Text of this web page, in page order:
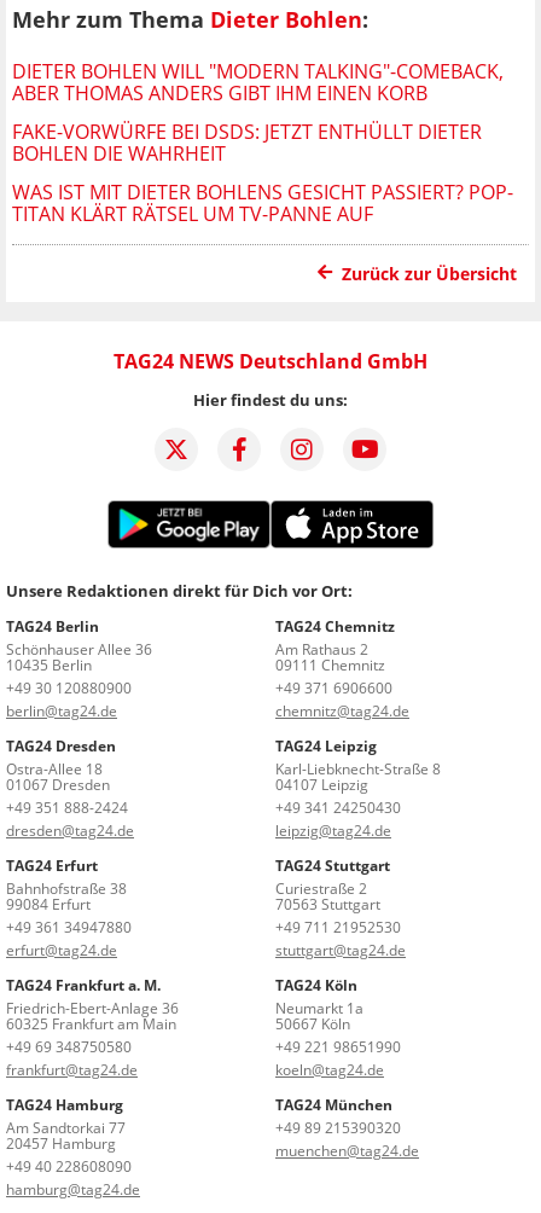
Mehr zum Thema Dieter Bohlen:
DIETER BOHLEN WILL "MODERN TALKING"-COMEBACK,
ABER THOMAS ANDERS GIBT IHM EINEN KORB
FAKE-VORWÜRFE BEI DSDS: JETZT ENTHÜLLT DIETER
BOHLEN DIE WAHRHEIT
WAS IST MIT DIETER BOHLENS GESICHT PASSIERT? POP-
TITAN KLÄRT RÄTSEL UM TV-PANNE AUF
Zurück zur Übersicht
TAG24 NEWS Deutschland GmbH
Hier findest du uns:
Unsere Redaktionen direkt für Dich vor Ort:
TAG24 Berlin
Schönhauser Allee 36
10435 Berlin
+49 30 120880900
berlin@tag24.de
TAG24 Chemnitz
Am Rathaus 2
09111 Chemnitz
+49 371 6906600
chemnitz@tag24.de
TAG24 Dresden
Ostra-Allee 18
01067 Dresden
+49 351 888-2424
dresden@tag24.de
TAG24 Leipzig
Karl-Liebknecht-Straße 8
04107 Leipzig
+49 341 24250430
leipzig@tag24.de
TAG24 Erfurt
Bahnhofstraße 38
99084 Erfurt
+49 361 34947880
erfurt@tag24.de
TAG24 Stuttgart
Curiestraße 2
70563 Stuttgart
+49 711 21952530
stuttgart@tag24.de
TAG24 Frankfurt a. M.
Friedrich-Ebert-Anlage 36
60325 Frankfurt am Main
+49 69 348750580
frankfurt@tag24.de
TAG24 Köln
Neumarkt 1a
50667 Köln
+49 221 98651990
koeln@tag24.de
TAG24 Hamburg
Am Sandtorkai 77
20457 Hamburg
+49 40 228608090
hamburg@tag24.de
TAG24 München
+49 89 215390320
muenchen@tag24.de